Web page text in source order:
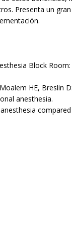
Presenta un
Block
HE, Breslin
anesthesia.